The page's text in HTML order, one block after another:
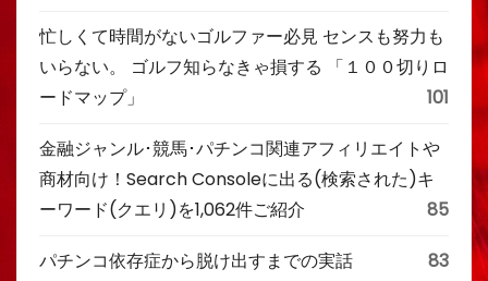
忙しくて時間がないゴルファー必見 センスも努力も
いらない。 ゴルフ知らなきゃ損する 「１００切りロ
ードマップ」
101
金融ジャンル･競馬･パチンコ関連アフィリエイトや
商材向け！Search Consoleに出る(検索された)キ
ーワード(クエリ)を1,062件ご紹介
85
パチンコ依存症から脱け出すまでの実話 83